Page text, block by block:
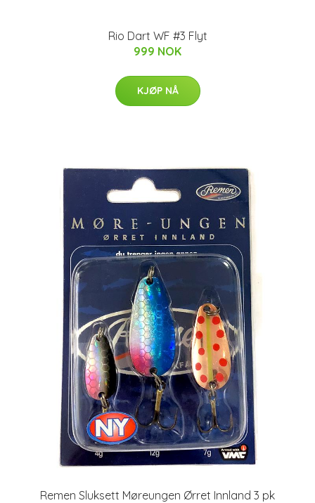
Rio Dart WF #3 Flyt
999 NOK
KJØP NÅ
Remen Sluksett Møreungen Ørret Innland 3 pk